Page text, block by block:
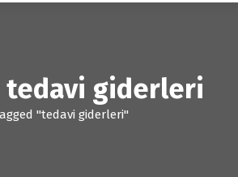
tedavi giderleri
"tedavi giderleri"